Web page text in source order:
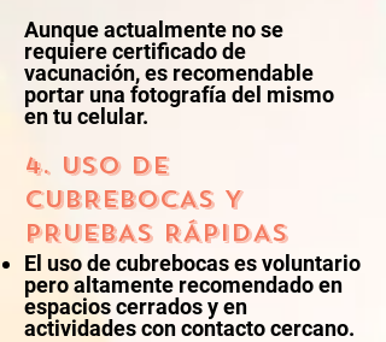
Aunque actualmente no se
requiere certificado de
vacunación, es recomendable
portar una fotografía del mismo
en tu celular.
4. USO DE
CUBREBOCAS Y
PRUEBAS RÁPIDAS
El uso de cubrebocas es voluntario
pero altamente recomendado en
espacios cerrados y en
actividades con contacto cercano.